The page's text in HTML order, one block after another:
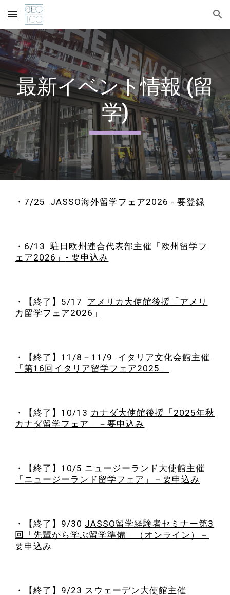
Skip to main content Skip to navigation
最新イベント情報 (留
学)
・ 7/25 JASSO海外留学フェア2026 - 要登録
・6/13駐日欧州連合代表部主催「欧州留学フ
ェア2026」 - 要申込み
・【終了】 5/17 アメリカ大使館後援「アメリ
カ留学フェア2026 」
・【終了】11/8－11/9 イタリア文化会館主催
「第16回イタリア留学フェア2025」
・【終了】 10/13 カナダ大使館後援「2025年秋
カナダ留学フェア」－要申込み
・【終了】 10/5 ニュージーランド 大使館主催
「 ニュージーランド留学フェア 」－要申込み
・【終了】9/30 JASSO留学経験者セミナー第3
回「先輩から学ぶ留学準備 」（オンライン）－
要申込み
・【終了】9/23 スウェーデン大使館主催